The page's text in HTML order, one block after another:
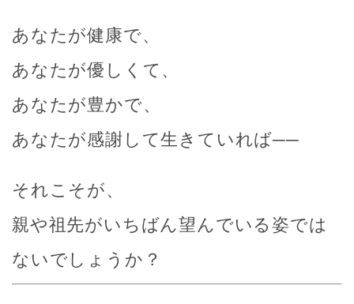
あなたが健康で、
あなたが優しくて、
あなたが豊かで、
あなたが感謝して生きていれば──
それこそが、
親や祖先がいちばん望んでいる姿では
ないでしょうか？